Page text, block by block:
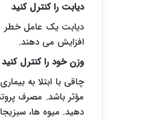
دیابت را کنترل کنید
دیابت یک عامل خطر
افزایش می دهند.
وزن خود را کنترل کنید
چاقی با ابتلا به
مؤثر باشد. مصرف
دهید. میوه ها،